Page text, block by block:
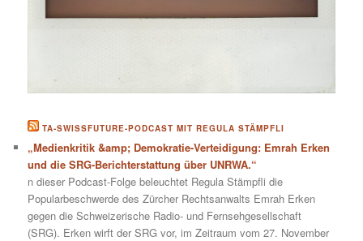
TA-SWISSFUTURE-PODCAST MIT REGULA STÄMPFLI
„Medienkritik &amp; Demokratie-Verteidigung: Emrah Erken
und die SRG-Berichterstattung über UNRWA.“
n dieser Podcast-Folge beleuchtet Regula Stämpfli die
Popularbeschwerde des Zürcher Rechtsanwalts Emrah Erken
gegen die Schweizerische Radio- und Fernsehgesellschaft
(SRG). Erken wirft der SRG vor, im Zeitraum vom 27. November